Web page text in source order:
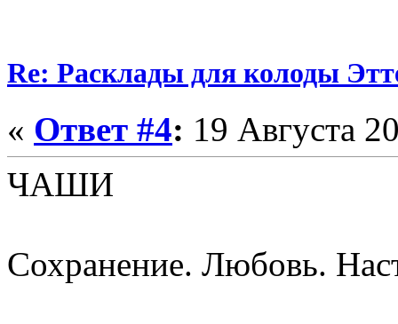
Re: Расклады для колоды
« Ответ #4: 19 Августа
ЧАШИ
Сохранение. Любовь.